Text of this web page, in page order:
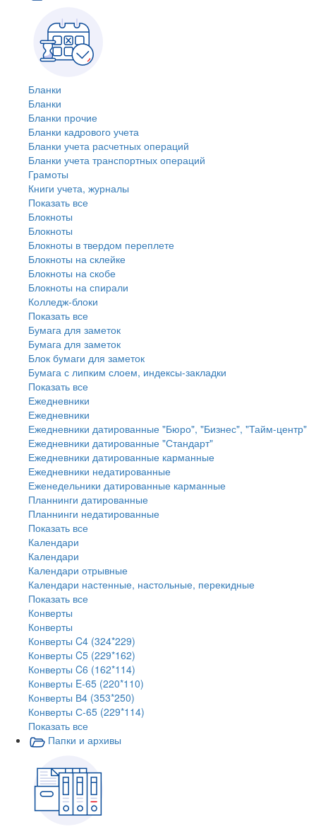
Бланки
Бланки
Бланки прочие
Бланки кадрового учета
Бланки учета расчетных операций
Бланки учета транспортных операций
Грамоты
Книги учета, журналы
Показать все
Блокноты
Блокноты
Блокноты в твердом переплете
Блокноты на склейке
Блокноты на скобе
Блокноты на спирали
Колледж-блоки
Показать все
Бумага для заметок
Бумага для заметок
Блок бумаги для заметок
Бумага с липким слоем, индексы-закладки
Показать все
Ежедневники
Ежедневники
Ежедневники датированные "Бюро", "Бизнес", "Тайм-центр"
Ежедневники датированные "Стандарт"
Ежедневники датированные карманные
Ежедневники недатированные
Еженедельники датированные карманные
Планнинги датированные
Планнинги недатированные
Показать все
Календари
Календари
Календари отрывные
Календари настенные, настольные, перекидные
Показать все
Конверты
Конверты
Конверты C4 (324*229)
Конверты C5 (229*162)
Конверты C6 (162*114)
Конверты E-65 (220*110)
Конверты В4 (353*250)
Конверты С-65 (229*114)
Показать все
Папки и архивы